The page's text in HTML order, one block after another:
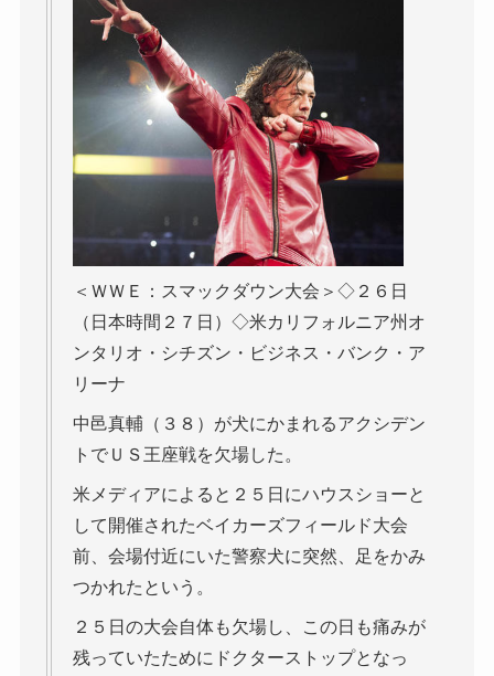
＜ＷＷＥ：スマックダウン大会＞◇２６日
（日本時間２７日）◇米カリフォルニア州オ
ンタリオ・シチズン・ビジネス・バンク・ア
リーナ
中邑真輔（３８）が犬にかまれるアクシデン
トでＵＳ王座戦を欠場した。
米メディアによると２５日にハウスショーと
して開催されたベイカーズフィールド大会
前、会場付近にいた警察犬に突然、足をかみ
つかれたという。
２５日の大会自体も欠場し、この日も痛みが
残っていたためにドクターストップとなっ